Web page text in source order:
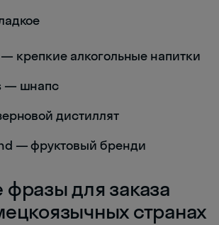
— крепкие алкогольные напитки
— шнапс
дистиллят
— фруктовый бренди
для заказа
странах